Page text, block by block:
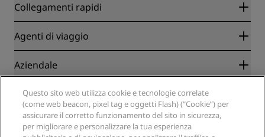
Collegamenti rapidi
Radisson Rewards
Blog
APP Radisson Hotels
Hotel Approvati per sport
Hotel per famiglie
Agenti di viaggio
Partner
Agenti di viaggio
Aziendale
Radisson Hotel Group
Media
Opportunità di lavoro in RHG
Opportunità di lavoro in PPHE
Note legali
Centro sulla privacy
Note legali
Aiuto
Questo sito web utilizza cookie e tecnologie correlate
(come web beacon, pixel tag e oggetti Flash) (“Cookie”) per
assicurare il corretto funzionamento del sito in sicurezza,
per migliorare e personalizzare la tua esperienza